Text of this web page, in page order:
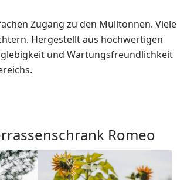
Zugang zu den Mülltonnen. Viele
Hergestellt aus hochwertigen
und Wartungsfreundlichkeit
Romeo